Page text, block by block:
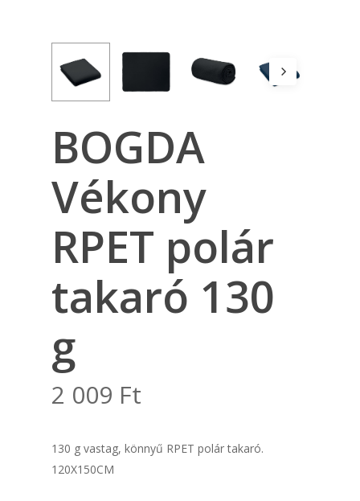
BOGDA
Vékony
RPET polár
takaró 130
g
2 009 Ft
130 g vastag, könnyű RPET polár takaró.
120X150CM